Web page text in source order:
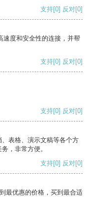
支持[0] 反对[0]
速度和安全性的连接，并帮
支持[0] 反对[0]
支持[0] 反对[0]
表格、演示文稿等各个方
，非常方便。
支持[0] 反对[0]
最优惠的价格，买到最合适